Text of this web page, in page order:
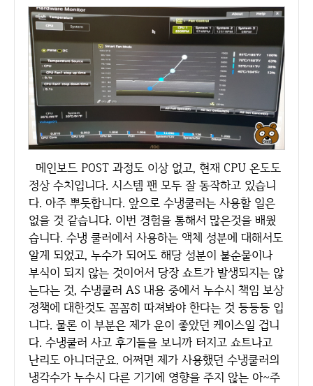
메인보드 POST 과정도 이상 없고, 현재 CPU 온도도
정상 수치입니다. 시스템 팬 모두 잘 동작하고 있습니
다. 아주 뿌듯합니다. 앞으로 수냉쿨러는 사용할 일은
없을 것 같습니다. 이번 경험을 통해서 많은것을 배웠
습니다. 수냉 쿨러에서 사용하는 액체 성분에 대해서도
알게 되었고, 누수가 되어도 해당 성분이 불순물이나
부식이 되지 않는 것이어서 당장 쇼트가 발생되지는 않
는다는 것, 수냉쿨러 AS 내용 중에서 누수시 책임 보상
정책에 대한것도 꼼꼼히 따져봐야 한다는 것 등등등 입
니다. 물론 이 부분은 제가 운이 좋았던 케이스일 겁니
다. 수냉쿨러 사고 후기들을 보니까 터지고 쇼트나고
난리도 아니더군요. 어쩌면 제가 사용했던 수냉쿨러의
냉각수가 누수시 다른 기기에 영향을 주지 않는 아~주